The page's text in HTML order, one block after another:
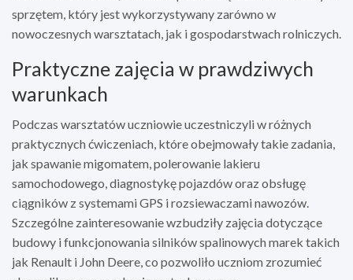
sprzętem, który jest wykorzystywany zarówno w
nowoczesnych warsztatach, jak i gospodarstwach rolniczych.
Praktyczne zajęcia w prawdziwych
warunkach
Podczas warsztatów uczniowie uczestniczyli w różnych
praktycznych ćwiczeniach, które obejmowały takie zadania,
jak spawanie migomatem, polerowanie lakieru
samochodowego, diagnostykę pojazdów oraz obsługę
ciągników z systemami GPS i rozsiewaczami nawozów.
Szczególne zainteresowanie wzbudziły zajęcia dotyczące
budowy i funkcjonowania silników spalinowych marek takich
jak Renault i John Deere, co pozwoliło uczniom zrozumieć